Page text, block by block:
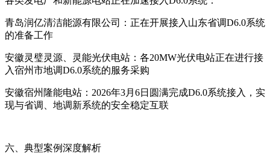
青岛润亿清洁能源有限公司：正在开展接入山东省调D6.0系统
的准备工作
安徽灵璧灵源、灵能光伏电站：各20MW光伏电站正在进行接
入宿州市地调D6.0系统的服务采购
安徽宿州隆能电站：2026年3月6日圆满完成D6.0系统接入，实
现与省调、地调新系统的安全稳定互联
六、典型案例深度解析